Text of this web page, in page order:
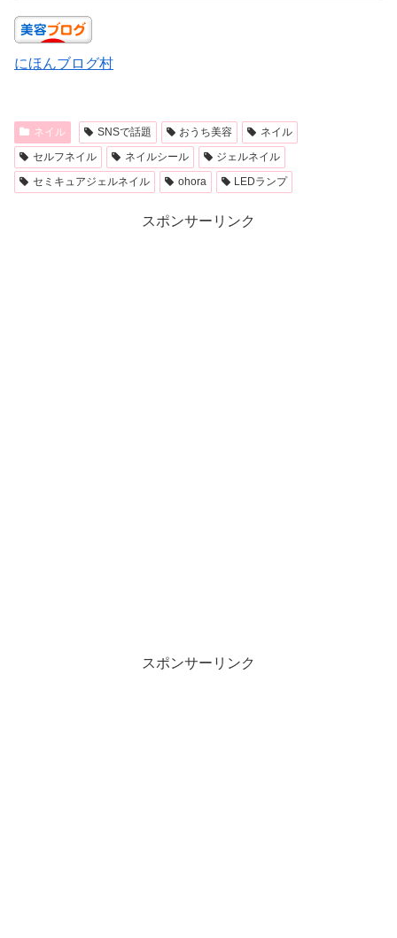
にほんブログ村
ネイル SNSで話題 おうち美容
ネイル
セルフネイル
ネイルシール
ジェルネイル
セミキュアジェルネイル
ohora LEDランプ
スポンサーリンク
スポンサーリンク